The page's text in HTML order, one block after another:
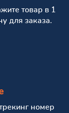
товар в 1
для заказа.
номер